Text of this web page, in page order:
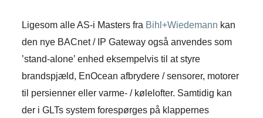
Ligesom alle AS-i Masters fra Bihl+Wiedemann kan
den nye BACnet / IP Gateway også anvendes som
’stand-alone’ enhed eksempelvis til at styre
brandspjæld, EnOcean afbrydere / sensorer, motorer
til persienner eller varme- / kølelofter. Samtidig kan
der i GLTs system forespørges på klappernes